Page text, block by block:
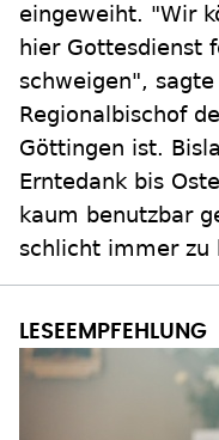
eingeweiht. "Wir
hier Gottesdienst
schweigen",
Regionalbischof
Göttingen ist.
Erntedank bis
kaum benutzbar
schlicht immer zu